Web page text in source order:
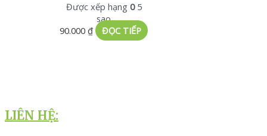
Được xếp hạng 05
sao
90.000₫ ĐỌC TIẾP
LIÊN HỆ: